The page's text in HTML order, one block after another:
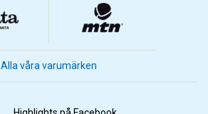
Alla våra varumärken